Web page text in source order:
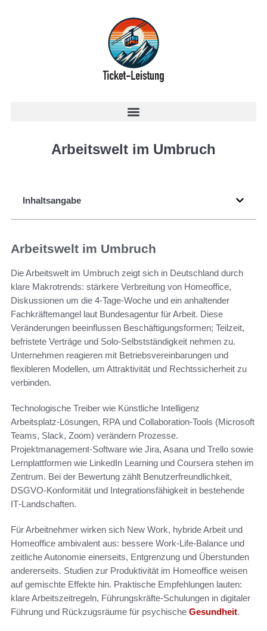
Arbeitswelt im Umbruch
Inhaltsangabe
Arbeitswelt im Umbruch
Die Arbeitswelt im Umbruch zeigt sich in Deutschland durch
klare Makrotrends: stärkere Verbreitung von Homeoffice,
Diskussionen um die 4‑Tage‑Woche und ein anhaltender
Fachkräftemangel laut Bundesagentur für Arbeit. Diese
Veränderungen beeinflussen Beschäftigungsformen; Teilzeit,
befristete Verträge und Solo‑Selbstständigkeit nehmen zu.
Unternehmen reagieren mit Betriebsvereinbarungen und
flexibleren Modellen, um Attraktivität und Rechtssicherheit zu
verbinden.
Technologische Treiber wie Künstliche Intelligenz
Arbeitsplatz‑Lösungen, RPA und Collaboration‑Tools (Microsoft
Teams, Slack, Zoom) verändern Prozesse.
Projektmanagement‑Software wie Jira, Asana und Trello sowie
Lernplattformen wie LinkedIn Learning und Coursera stehen im
Zentrum. Bei der Bewertung zählt Benutzerfreundlichkeit,
DSGVO‑Konformität und Integrationsfähigkeit in bestehende
IT‑Landschaften.
Für Arbeitnehmer wirken sich New Work, hybride Arbeit und
Homeoffice ambivalent aus: bessere Work‑Life‑Balance und
zeitliche Autonomie einerseits, Entgrenzung und Überstunden
andererseits. Studien zur Produktivität im Homeoffice weisen
auf gemischte Effekte hin. Praktische Empfehlungen lauten:
klare Arbeitszeitregeln, Führungskräfte‑Schulungen in digitaler
Führung und Rückzugsräume für psychische Gesundheit.